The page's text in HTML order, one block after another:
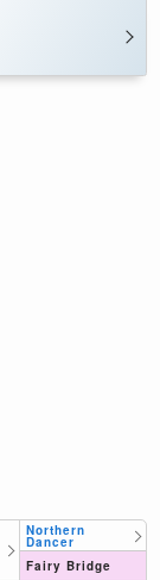
Northern
Dancer
Fairy Bridge